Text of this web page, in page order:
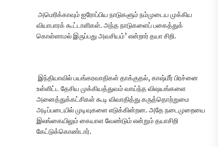
அமெரிக்காவும் ஐரோப்பிய நாடுகளும் நம்முடைய முக்கிய
வியாபாரக் கூட்டாளிகள். அந்த நாடுகளைப் பகைத்துக்
கொள்ளாமல் இருப்பது அவசியம்’ என்றார் தயா சிறி.
இந்தியாவில் பயங்கரவாதிகள் தாக்குதல், காஷ்மீர் பிரச்னை
உள்ளிட்ட தேசிய முக்கியத்துவம் வாய்ந்த விஷயங்களை
அனைத்துக்கட்சிகள் கூடி விவாதித்து கருத்தொற்றுமை
அடிப்படையில் முடிவுகளை எடுக்கின்றன. அதே நடைமுறையை
இலங்கையிலும் கையாள வேண்டும் என்றும் தயாசிறி
கேட்டுக்கொண்டார்.